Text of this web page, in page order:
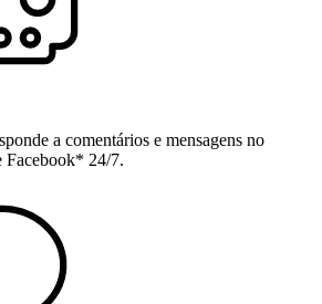
a comentários e mensagens no
Facebook* 24/7.